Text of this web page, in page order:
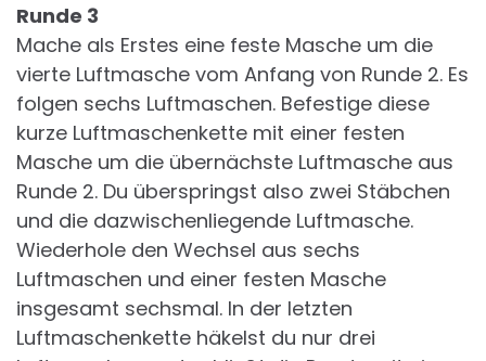
Runde 3
Mache als Erstes eine feste Masche um die
vierte Luftmasche vom Anfang von Runde 2. Es
folgen sechs Luftmaschen. Befestige diese
kurze Luftmaschenkette mit einer festen
Masche um die übernächste Luftmasche aus
Runde 2. Du überspringst also zwei Stäbchen
und die dazwischenliegende Luftmasche.
Wiederhole den Wechsel aus sechs
Luftmaschen und einer festen Masche
insgesamt sechsmal. In der letzten
Luftmaschenkette häkelst du nur drei